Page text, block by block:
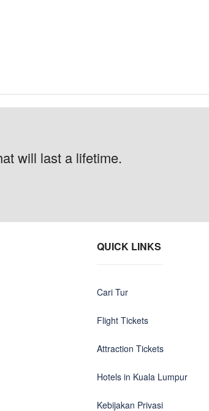
will last a lifetime.
QUICK LINKS
Cari Tur
Flight Tickets
Attraction Tickets
Hotels in Kuala Lumpur
Kebijakan Privasi